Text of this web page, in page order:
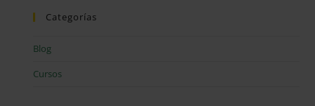
Categorías
Blog
Cursos